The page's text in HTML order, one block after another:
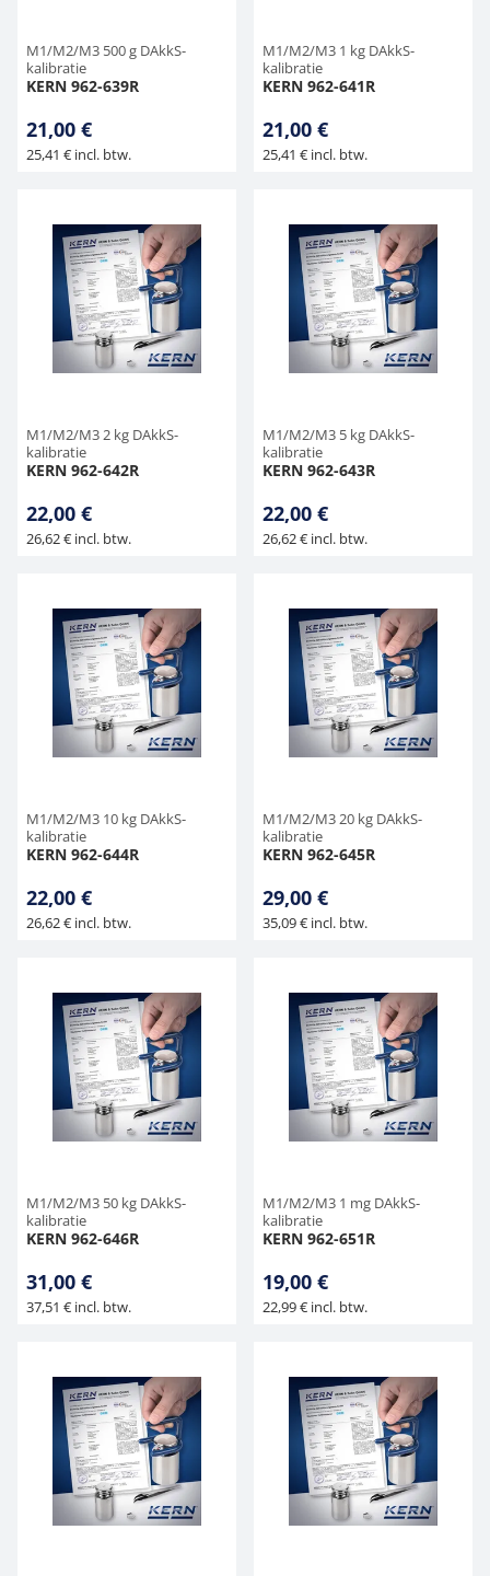
M1/M2/M3 500 g DAkkS-
kalibratie
KERN 962-639R
21,00 €
25,41 € incl. btw.
M1/M2/M3 1 kg DAkkS-
kalibratie
KERN 962-641R
21,00 €
25,41 € incl. btw.
M1/M2/M3 2 kg DAkkS-
kalibratie
KERN 962-642R
22,00 €
26,62 € incl. btw.
M1/M2/M3 5 kg DAkkS-
kalibratie
KERN 962-643R
22,00 €
26,62 € incl. btw.
M1/M2/M3 10 kg DAkkS-
kalibratie
KERN 962-644R
22,00 €
26,62 € incl. btw.
M1/M2/M3 20 kg DAkkS-
kalibratie
KERN 962-645R
29,00 €
35,09 € incl. btw.
M1/M2/M3 50 kg DAkkS-
kalibratie
KERN 962-646R
31,00 €
37,51 € incl. btw.
M1/M2/M3 1 mg DAkkS-
kalibratie
KERN 962-651R
19,00 €
22,99 € incl. btw.